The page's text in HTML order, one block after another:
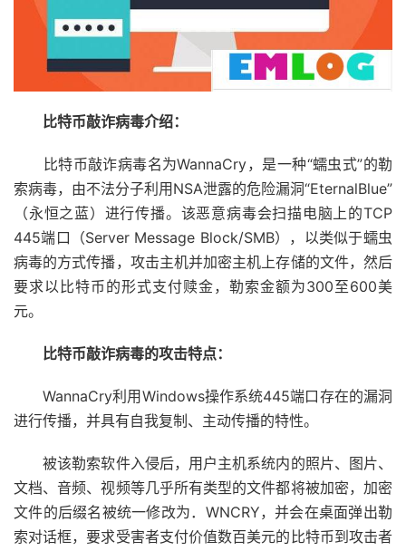
比特币敲诈病毒介绍：
比特币敲诈病毒名为WannaCry，是一种“蠕虫式”的勒
索病毒，由不法分子利用NSA泄露的危险漏洞“EternalBlue”
（永恒之蓝）进行传播。该恶意病毒会扫描电脑上的TCP
445端口（Server Message Block/SMB），以类似于蠕虫
病毒的方式传播，攻击主机并加密主机上存储的文件，然后
要求以比特币的形式支付赎金，勒索金额为300至600美
元。
比特币敲诈病毒的攻击特点：
WannaCry利用Windows操作系统445端口存在的漏洞
进行传播，并具有自我复制、主动传播的特性。
被该勒索软件入侵后，用户主机系统内的照片、图片、
文档、音频、视频等几乎所有类型的文件都将被加密，加密
文件的后缀名被统一修改为．WNCRY，并会在桌面弹出勒
索对话框，要求受害者支付价值数百美元的比特币到攻击者